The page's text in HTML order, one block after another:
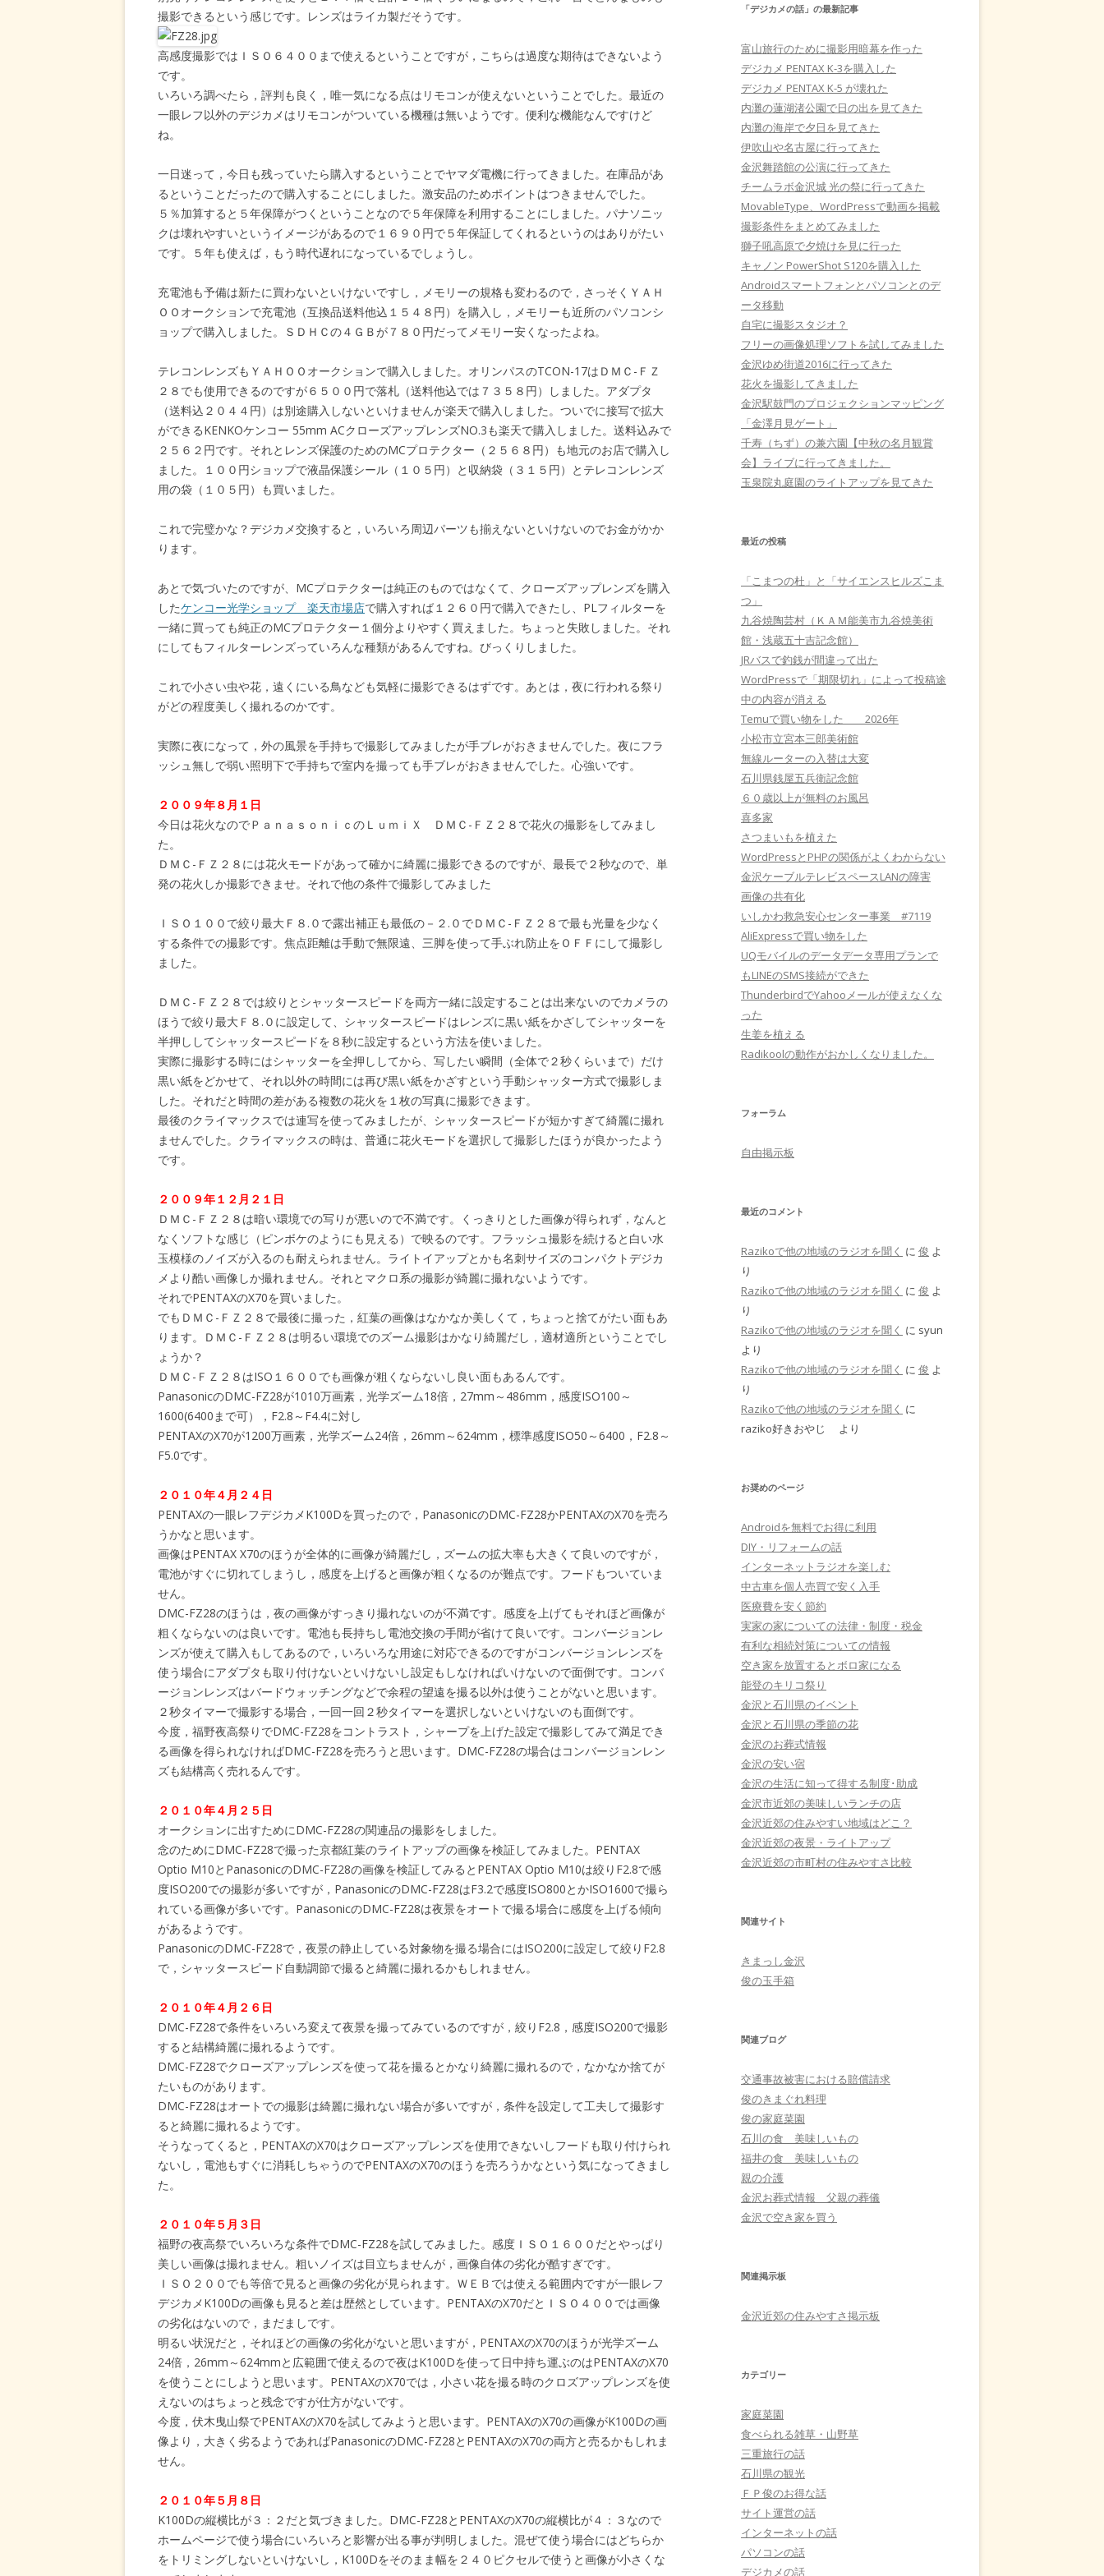
撮影できるという感じです。レンズはライカ製だそうです。
高感度撮影ではＩＳＯ６４００まで使えるということですが，こちらは過度な期待はできないよう
です。
いろいろ調べたら，評判も良く，唯一気になる点はリモコンが使えないということでした。最近の
一眼レフ以外のデジカメはリモコンがついている機種は無いようです。便利な機能なんですけど
ね。
一日迷って，今日も残っていたら購入するということでヤマダ電機に行ってきました。在庫品があ
るということだったので購入することにしました。激安品のためポイントはつきませんでした。
５％加算すると５年保障がつくということなので５年保障を利用することにしました。パナソニッ
クは壊れやすいというイメージがあるので１６９０円で５年保証してくれるというのはありがたい
です。５年も使えば，もう時代遅れになっているでしょうし。
充電池も予備は新たに買わないといけないですし，メモリーの規格も変わるので，さっそくＹＡＨ
ＯＯオークションで充電池（互換品送料他込１５４８円）を購入し，メモリーも近所のパソコンシ
ョップで購入しました。ＳＤＨＣの４ＧＢが７８０円だってメモリー安くなったよね。
テレコンレンズもＹＡＨＯＯオークションで購入しました。オリンパスのTCON-17はＤＭＣ-ＦＺ
２８でも使用できるのですが６５００円で落札（送料他込では７３５８円）しました。アダプタ
（送料込２０４４円）は別途購入しないといけませんが楽天で購入しました。ついでに接写で拡大
ができるKENKOケンコー 55mm ACクローズアップレンズNO.3も楽天で購入しました。送料込みで
２５６２円です。それとレンズ保護のためのMCプロテクター（２５６８円）も地元のお店で購入し
ました。１００円ショップで液晶保護シール（１０５円）と収納袋（３１５円）とテレコンレンズ
用の袋（１０５円）も買いました。
これで完璧かな？デジカメ交換すると，いろいろ周辺パーツも揃えないといけないのでお金がかか
ります。
あとで気づいたのですが、MCプロテクターは純正のものではなくて、クローズアップレンズを購入
したケンコー光学ショップ 楽天市場店で購入すれば１２６０円で購入できたし、PLフィルターを
一緒に買っても純正のMCプロテクター１個分よりやすく買えました。ちょっと失敗しました。それ
にしてもフィルターレンズっていろんな種類があるんですね。びっくりしました。
これで小さい虫や花，遠くにいる鳥なども気軽に撮影できるはずです。あとは，夜に行われる祭り
がどの程度美しく撮れるのかです。
実際に夜になって，外の風景を手持ちで撮影してみましたが手ブレがおきませんでした。夜にフラ
ッシュ無しで弱い照明下で手持ちで室内を撮っても手ブレがおきませんでした。心強いです。
２００９年８月１日
今日は花火なのでＰａｎａｓｏｎｉｃのＬｕｍｉＸ ＤＭＣ-ＦＺ２８で花火の撮影をしてみまし
た。
ＤＭＣ-ＦＺ２８には花火モードがあって確かに綺麗に撮影できるのですが、最長で２秒なので、単
発の花火しか撮影できませ。それで他の条件で撮影してみました
ＩＳＯ１００で絞り最大Ｆ８.０で露出補正も最低の－２.０でＤＭＣ-ＦＺ２８で最も光量を少なく
する条件での撮影です。焦点距離は手動で無限遠、三脚を使って手ぶれ防止をＯＦＦにして撮影し
ました。
ＤＭＣ-ＦＺ２８では絞りとシャッタースピードを両方一緒に設定することは出来ないのでカメラの
ほうで絞り最大Ｆ８.０に設定して、シャッタースピードはレンズに黒い紙をかざしてシャッターを
半押ししてシャッタースピードを８秒に設定するという方法を使いました。
実際に撮影する時にはシャッターを全押ししてから、写したい瞬間（全体で２秒くらいまで）だけ
黒い紙をどかせて、それ以外の時間には再び黒い紙をかざすという手動シャッター方式で撮影しま
した。それだと時間の差がある複数の花火を１枚の写真に撮影できます。
最後のクライマックスでは連写を使ってみましたが、シャッタースピードが短かすぎて綺麗に撮れ
ませんでした。クライマックスの時は、普通に花火モードを選択して撮影したほうが良かったよう
です。
２００９年１２月２１日
ＤＭＣ-ＦＺ２８は暗い環境での写りが悪いので不満です。くっきりとした画像が得られず，なんと
なくソフトな感じ（ピンボケのようにも見える）で映るのです。フラッシュ撮影を続けると白い水
玉模様のノイズが入るのも耐えられません。ライトイアップとかも名刺サイズのコンパクトデジカ
メより酷い画像しか撮れません。それとマクロ系の撮影が綺麗に撮れないようです。
それでPENTAXのX70を買いました。
でもＤＭＣ-ＦＺ２８で最後に撮った，紅葉の画像はなかなか美しくて，ちょっと捨てがたい面もあ
ります。ＤＭＣ-ＦＺ２８は明るい環境でのズーム撮影はかなり綺麗だし，適材適所ということでし
ょうか？
ＤＭＣ-ＦＺ２８はISO１６００でも画像が粗くならないし良い面もあるんです。
PanasonicのDMC-FZ28が1010万画素，光学ズーム18倍，27mm～486mm，感度ISO100～
1600(6400まで可），F2.8～F4.4に対し
PENTAXのX70が1200万画素，光学ズーム24倍，26mm～624mm，標準感度ISO50～6400，F2.8～
F5.0です。
２０１０年４月２４日
PENTAXの一眼レフデジカメK100Dを買ったので，PanasonicのDMC-FZ28かPENTAXのX70を売ろ
うかなと思います。
画像はPENTAX X70のほうが全体的に画像が綺麗だし，ズームの拡大率も大きくて良いのですが，
電池がすぐに切れてしまうし，感度を上げると画像が粗くなるのが難点です。フードもついていま
せん。
DMC-FZ28のほうは，夜の画像がすっきり撮れないのが不満です。感度を上げてもそれほど画像が
粗くならないのは良いです。電池も長持ちし電池交換の手間が省けて良いです。コンバージョンレ
ンズが使えて購入もしてあるので，いろいろな用途に対応できるのですがコンバージョンレンズを
使う場合にアダプタも取り付けないといけないし設定もしなければいけないので面倒です。コンバ
ージョンレンズはバードウォッチングなどで余程の望遠を撮る以外は使うことがないと思います。
２秒タイマーで撮影する場合，一回一回２秒タイマーを選択しないといけないのも面倒です。
今度，福野夜高祭りでDMC-FZ28をコントラスト，シャープを上げた設定で撮影してみて満足でき
る画像を得られなければDMC-FZ28を売ろうと思います。DMC-FZ28の場合はコンバージョンレン
ズも結構高く売れるんです。
２０１０年４月２５日
オークションに出すためにDMC-FZ28の関連品の撮影をしました。
念のためにDMC-FZ28で撮った京都紅葉のライトアップの画像を検証してみました。PENTAX
Optio M10とPanasonicのDMC-FZ28の画像を検証してみるとPENTAX Optio M10は絞りF2.8で感
度ISO200での撮影が多いですが，PanasonicのDMC-FZ28はF3.2で感度ISO800とかISO1600で撮ら
れている画像が多いです。PanasonicのDMC-FZ28は夜景をオートで撮る場合に感度を上げる傾向
があるようです。
PanasonicのDMC-FZ28で，夜景の静止している対象物を撮る場合にはISO200に設定して絞りF2.8
で，シャッタースピード自動調節で撮ると綺麗に撮れるかもしれません。
２０１０年４月２６日
DMC-FZ28で条件をいろいろ変えて夜景を撮ってみているのですが，絞りF2.8，感度ISO200で撮影
すると結構綺麗に撮れるようです。
DMC-FZ28でクローズアップレンズを使って花を撮るとかなり綺麗に撮れるので，なかなか捨てが
たいものがあります。
DMC-FZ28はオートでの撮影は綺麗に撮れない場合が多いですが，条件を設定して工夫して撮影す
ると綺麗に撮れるようです。
そうなってくると，PENTAXのX70はクローズアップレンズを使用できないしフードも取り付けられ
ないし，電池もすぐに消耗しちゃうのでPENTAXのX70のほうを売ろうかなという気になってきまし
た。
２０１０年５月３日
福野の夜高祭でいろいろな条件でDMC-FZ28を試してみました。感度ＩＳＯ１６００だとやっぱり
美しい画像は撮れません。粗いノイズは目立ちませんが，画像自体の劣化が酷すぎです。
ＩＳＯ２００でも等倍で見ると画像の劣化が見られます。ＷＥＢでは使える範囲内ですが一眼レフ
デジカメK100Dの画像も見ると差は歴然としています。PENTAXのX70だとＩＳＯ４００では画像
の劣化はないので，まだましです。
明るい状況だと，それほどの画像の劣化がないと思いますが，PENTAXのX70のほうが光学ズーム
24倍，26mm～624mmと広範囲で使えるので夜はK100Dを使って日中持ち運ぶのはPENTAXのX70
を使うことにしようと思います。PENTAXのX70では，小さい花を撮る時のクロズアップレンズを使
えないのはちょっと残念ですが仕方がないです。
今度，伏木曳山祭でPENTAXのX70を試してみようと思います。PENTAXのX70の画像がK100Dの画
像より，大きく劣るようであればPanasonicのDMC-FZ28とPENTAXのX70の両方と売るかもしれま
せん。
２０１０年５月８日
K100Dの縦横比が３：２だと気づきました。DMC-FZ28とPENTAXのX70の縦横比が４：３なので
ホームページで使う場合にいろいろと影響が出る事が判明しました。混ぜて使う場合にはどちらか
をトリミングしないといけないし，K100Dをそのまま幅を２４０ピクセルで使うと画像が小さくな
「デジカメの話」の最新記事
富山旅行のために撮影用暗幕を作った
デジカメ PENTAX K-3を購入した
デジカメ PENTAX K-5 が壊れた
内灘の蓮湖渚公園で日の出を見てきた
内灘の海岸で夕日を見てきた
伊吹山や名古屋に行ってきた
金沢舞踏館の公演に行ってきた
チームラボ金沢城 光の祭に行ってきた
MovableType、WordPressで動画を掲載
撮影条件をまとめてみました
獅子吼高原で夕焼けを見に行った
キャノン PowerShot S120を購入した
Androidスマートフォンとパソコンとのデ
ータ移動
自宅に撮影スタジオ？
フリーの画像処理ソフトを試してみました
金沢ゆめ街道2016に行ってきた
花火を撮影してきました
金沢駅鼓門のプロジェクションマッピング
「金澤月見ゲート」
千寿（ちず）の兼六園【中秋の名月観賞
会】ライブに行ってきました。
玉泉院丸庭園のライトアップを見てきた
最近の投稿
「こまつの杜」と「サイエンスヒルズこま
つ」
九谷焼陶芸村（ＫＡＭ能美市九谷焼美術
館・浅蔵五十吉記念館）
JRバスで釣銭が間違って出た
WordPressで「期限切れ」によって投稿途
中の内容が消える
Temuで買い物をした 2026年
小松市立宮本三郎美術館
無線ルーターの入替は大変
石川県銭屋五兵衛記念館
６０歳以上が無料のお風呂
喜多家
さつまいもを植えた
WordPressとPHPの関係がよくわからない
金沢ケーブルテレビスペースLANの障害
画像の共有化
いしかわ救急安心センター事業 #7119
AliExpressで買い物をした
UQモバイルのデータデータ専用プランで
もLINEのSMS接続ができた
ThunderbirdでYahooメールが使えなくな
った
生姜を植える
Radikoolの動作がおかしくなりました。
フォーラム
自由掲示板
最近のコメント
Razikoで他の地域のラジオを聞く に 俊 よ
り
Razikoで他の地域のラジオを聞く に 俊 よ
り
Razikoで他の地域のラジオを聞く に syun
より
Razikoで他の地域のラジオを聞く に 俊 よ
り
Razikoで他の地域のラジオを聞く に
raziko好きおやじ
より
お奨めのページ
Androidを無料でお得に利用
DIY・リフォームの話
インターネットラジオを楽しむ
中古車を個人売買で安く入手
医療費を安く節約
実家の家についての法律・制度・税金
有利な相続対策についての情報
空き家を放置するとボロ家になる
能登のキリコ祭り
金沢と石川県のイベント
金沢と石川県の季節の花
金沢のお葬式情報
金沢の安い宿
金沢の生活に知って得する制度･助成
金沢市近郊の美味しいランチの店
金沢近郊の住みやすい地域はどこ？
金沢近郊の夜景・ライトアップ
金沢近郊の市町村の住みやすさ比較
関連サイト
きまっし金沢
俊の玉手箱
関連ブログ
交通事故被害における賠償請求
俊のきまぐれ料理
俊の家庭菜園
石川の食 美味しいもの
福井の食 美味しいもの
親の介護
金沢お葬式情報 父親の葬儀
金沢で空き家を買う
関連掲示板
金沢近郊の住みやすさ掲示板
カテゴリー
家庭菜園
食べられる雑草・山野草
三重旅行の話
石川県の観光
ＦＰ俊のお得な話
サイト運営の話
インターネットの話
パソコンの話
デジカメの話